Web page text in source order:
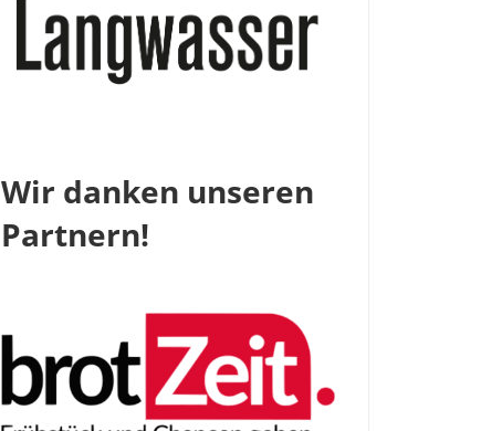
Wir danken unseren
Partnern!